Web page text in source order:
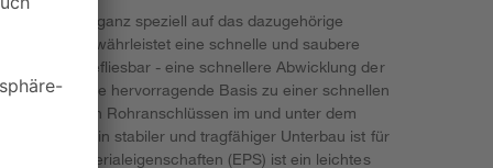
ist ganz speziell auf das dazugehörige
gewährleistet eine schnelle und saubere
ist direkt befliesbar - eine schnellere Abwicklung der
bietet eine hervorragende Basis zu einer schnellen
von Rohranschlüssen im und unter dem
Ein stabiler und tragfähiger Unterbau ist für
der Materialeigenschaften (EPS) ist ein leichtes